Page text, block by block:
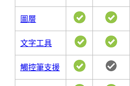
圖層
文字工具
觸控筆支援